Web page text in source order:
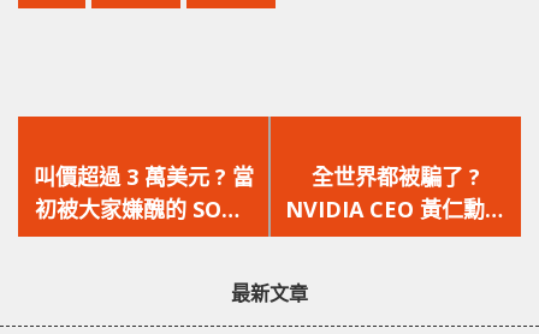
一
篇
文
叫價超過 3 萬美元 ? 當
初被大家嫌醜的 SONY
PS5 開發機在 eBay 被
一
篇
文
全世界都被騙了 ?
NVIDIA CEO 黃仁勳在
發佈會利用 AI 技術代
最新文章